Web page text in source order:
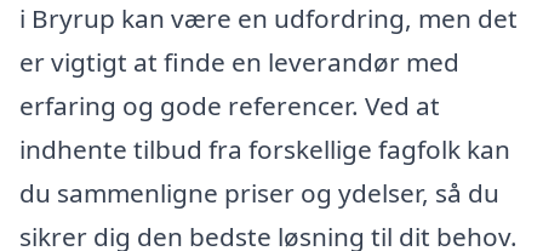
i Bryrup kan være en udfordring, men det
er vigtigt at finde en leverandør med
erfaring og gode referencer. Ved at
indhente tilbud fra forskellige fagfolk kan
du sammenligne priser og ydelser, så du
sikrer dig den bedste løsning til dit behov.